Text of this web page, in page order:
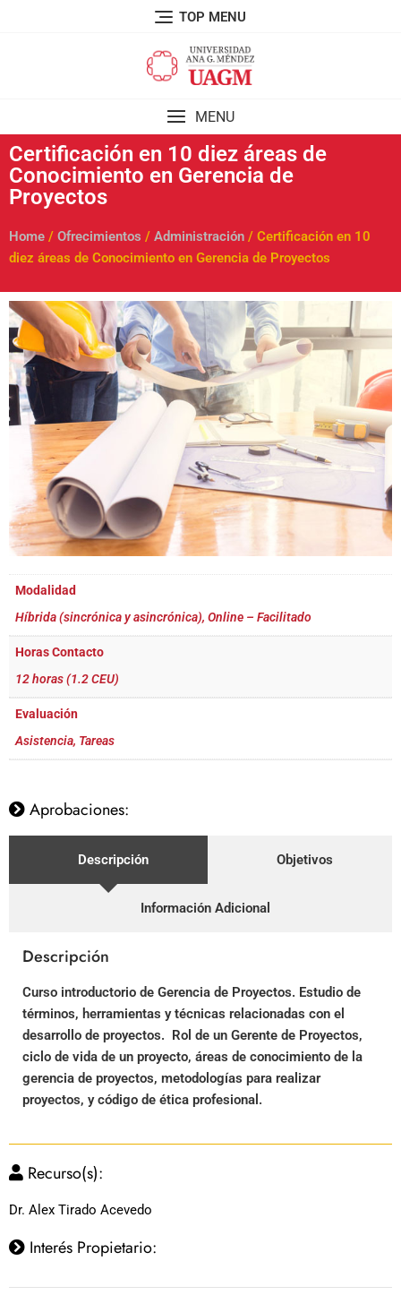
TOP MENU
MENU
Certificación en 10 diez áreas de
Conocimiento en Gerencia de
Proyectos
Home / Ofrecimientos / Administración / Certificación en 10
diez áreas de Conocimiento en Gerencia de Proyectos
Modalidad
Híbrida (sincrónica y asincrónica), Online – Facilitado
Horas Contacto
12 horas (1.2 CEU)
Evaluación
Asistencia, Tareas
Aprobaciones:
Descripción Objetivos
Información Adicional
Descripción
Curso introductorio de Gerencia de Proyectos. Estudio de
términos, herramientas y técnicas relacionadas con el
desarrollo de proyectos. Rol de un Gerente de Proyectos,
ciclo de vida de un proyecto, áreas de conocimiento de la
gerencia de proyectos, metodologías para realizar
proyectos, y código de ética profesional.
Recurso(s):
Dr. Alex Tirado Acevedo
Interés Propietario: